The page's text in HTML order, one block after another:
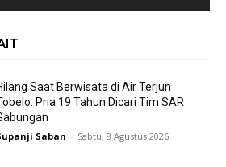
Saat Berwisata di Air Terjun
Pria 19 Tahun Dicari Tim SAR
Saban - Sabtu, 8 Agustus 2026